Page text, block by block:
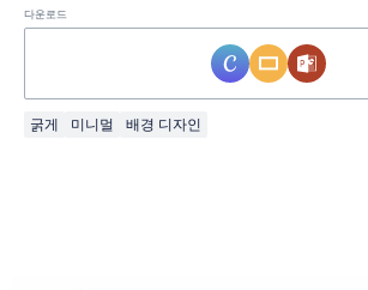
다운로드
굵게 미니멀 배경 디자인